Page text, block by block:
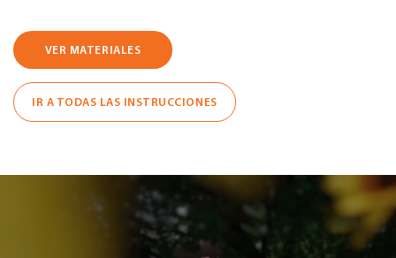
VER MATERIALES
IR A TODAS LAS INSTRUCCIONES